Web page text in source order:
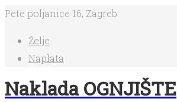
Pete poljanice 16, Zagreb
Želje
Naplata
Naklada OGNJIŠTE